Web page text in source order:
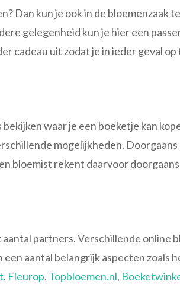
Dan kun je ook in de
gelegenheid kun je hier een
cadeau uit zodat je in ieder geval
waar je een boeketje kan
mogelijkheden.
bloemist rekent daarvoor
partners. Verschillende
aantal belangrijk aspecten
, Fleurop, Topbloemen.nl,